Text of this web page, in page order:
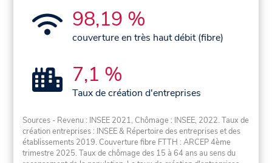
98,19 %
couverture en très haut débit (fibre)
7,1 %
Taux de création d'entreprises
Sources - Revenu : INSEE 2021, Chômage : INSEE, 2022. Taux de
création entreprises : INSEE & Répertoire des entreprises et des
établissements 2019. Couverture fibre FTTH : ARCEP 4ème
trimestre 2025. Taux de chômage des 15 à 64 ans au sens du